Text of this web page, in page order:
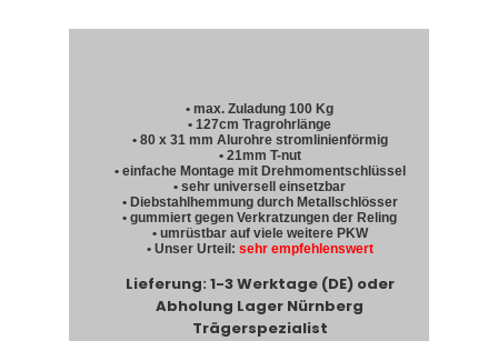
• max. Zuladung 100 Kg
• 127cm Tragrohrlänge
• 80 x 31 mm Alurohre stromlinienförmig
• 21mm T-nut
• einfache Montage mit Drehmomentschlüssel
• sehr universell einsetzbar
• Diebstahlhemmung durch Metallschlösser
• gummiert gegen Verkratzungen der Reling
• umrüstbar auf viele weitere PKW
• Unser Urteil: sehr empfehlenswert
Lieferung: 1-3 Werktage (DE) oder
Abholung Lager Nürnberg
Trägerspezialist